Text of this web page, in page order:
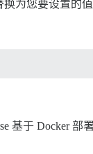
换为您要设置的值
基于 Docker 部